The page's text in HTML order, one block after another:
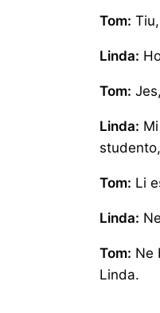
Tom:
Linda:
Tom:
Linda:
Tom: Li
Linda:
Tom: Ne
Linda.